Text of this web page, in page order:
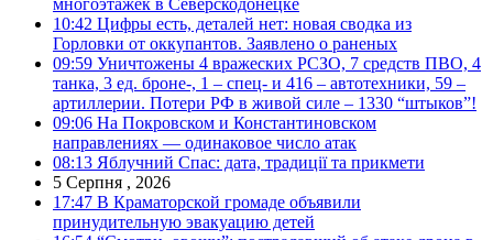
10:42 Цифры есть, деталей нет: новая сводка из
Горловки от оккупантов. Заявлено о раненых
09:59 Уничтожены 4 вражеских РСЗО, 7 средств ПВО, 4
танка, 3 ед. броне-, 1 – спец- и 416 – автотехники, 59 –
артиллерии. Потери РФ в живой силе – 1330 “штыков”!
09:06 На Покровском и Константиновском
направлениях — одинаковое число атак
08:13 Яблучний Спас: дата, традиції та прикмети
5 Серпня , 2026
17:47 В Краматорской громаде объявили
принудительную эвакуацию детей